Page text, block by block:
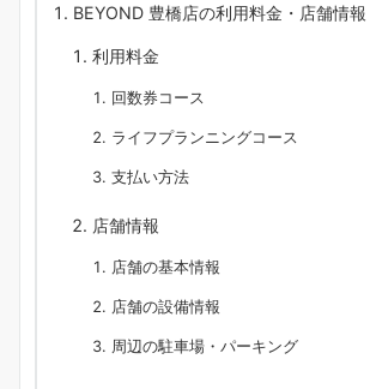
BEYOND 豊橋店の利用料金・店舗情報
利用料金
回数券コース
ライフプランニングコース
支払い方法
店舗情報
店舗の基本情報
店舗の設備情報
周辺の駐車場・パーキング